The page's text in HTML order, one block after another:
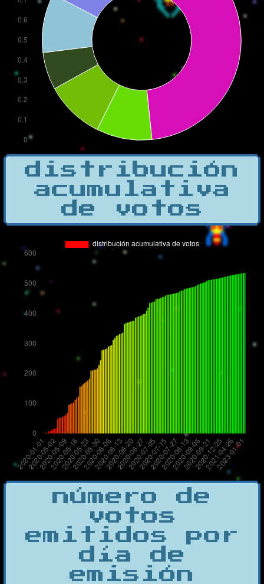
distribución
acumulativa
de votos
número de
votos
emitidos por
día de
emisión